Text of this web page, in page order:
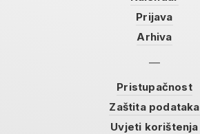
Prijava
Arhiva
Pristupačnost
Zaštita podataka
Uvjeti korištenja